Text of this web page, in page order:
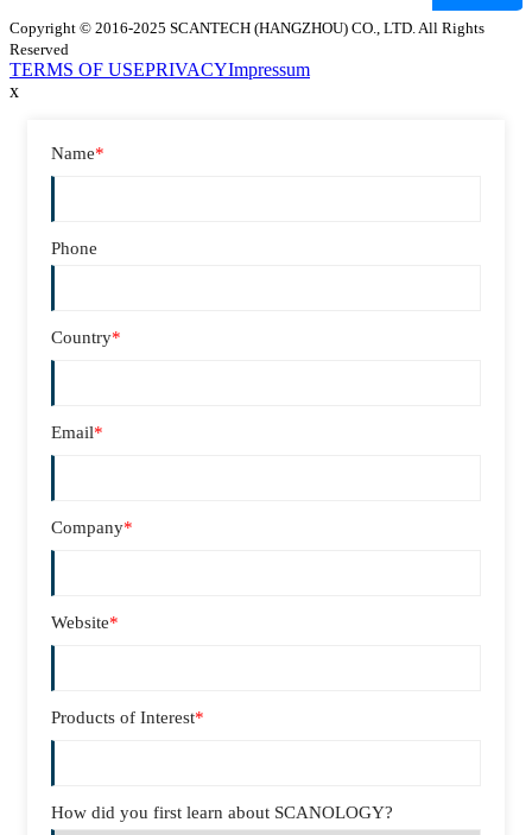
Copyright © 2016-2025 SCANTECH (HANGZHOU) CO., LTD. All Rights
Reserved
TERMS OF USEPRIVACYImpressum
x
Name*
Phone
Country*
Email*
Company*
Website*
Products of Interest*
How did you first learn about SCANOLOGY?